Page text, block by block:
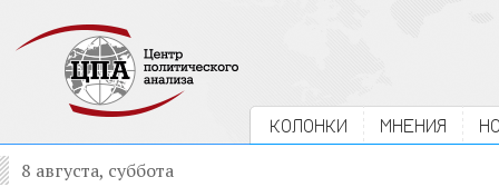
КОЛОНКИ МНЕНИЯ
8 августа, суббота